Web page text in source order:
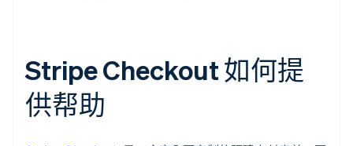
Stripe Checkout 如何提
供帮助